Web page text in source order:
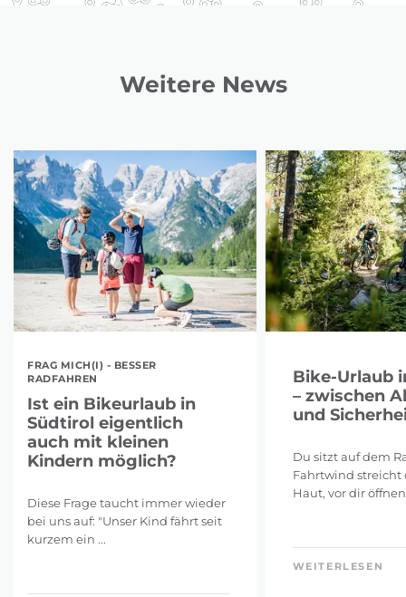
Weitere News
FRAG MICH(I) - BESSER
RADFAHREN
Ist ein Bikeurlaub in
Südtirol eigentlich
auch mit kleinen
Kindern möglich?
Diese Frage taucht immer wieder
bei uns auf: "Unser Kind fährt seit
kurzem ein ...
Bike-Urlaub
– zwischen
und
Du sitzt auf dem
Fahrtwind streicht
Haut, vor dir öffnen
WEITERLESEN